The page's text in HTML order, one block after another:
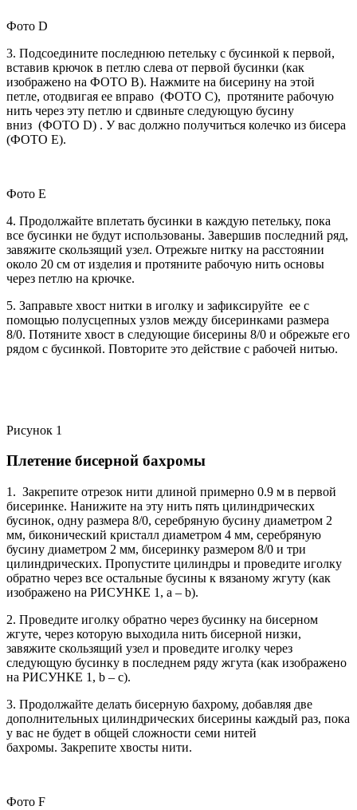
Фото D
3. Подсоедините последнюю петельку с бусинкой к первой,
вставив крючок в петлю слева от первой бусинки (как
изображено на ФОТО B). Нажмите на бисерину на этой
петле, отодвигая ее вправо (ФОТО C), протяните рабочую
нить через эту петлю и сдвиньте следующую бусину
вниз (ФОТО D) . У вас должно получиться колечко из бисера
(ФОТО Е).
Фото Е
4. Продолжайте вплетать бусинки в каждую петельку, пока
все бусинки не будут использованы. Завершив последний ряд,
завяжите скользящий узел. Отрежьте нитку на расстоянии
около 20 см от изделия и протяните рабочую нить основы
через петлю на крючке.
5. Заправьте хвост нитки в иголку и зафиксируйте ее с
помощью полусцепных узлов между бисеринками размера
8/0. Потяните хвост в следующие бисерины 8/0 и обрежьте его
рядом с бусинкой. Повторите это действие с рабочей нитью.
Рисунок 1
Плетение бисерной бахромы
1. Закрепите отрезок нити длиной примерно 0.9 м в первой
бисеринке. Нанижите на эту нить пять цилиндрических
бусинок, одну размера 8/0, серебряную бусину диаметром 2
мм, биконический кристалл диаметром 4 мм, серебряную
бусину диаметром 2 мм, бисеринку размером 8/0 и три
цилиндрических. Пропустите цилиндры и проведите иголку
обратно через все остальные бусины к вязаному жгуту (как
изображено на РИСУНКЕ 1, a – b).
2. Проведите иголку обратно через бусинку на бисерном
жгуте, через которую выходила нить бисерной низки,
завяжите скользящий узел и проведите иголку через
следующую бусинку в последнем ряду жгута (как изображено
на РИСУНКЕ 1, b – c).
3. Продолжайте делать бисерную бахрому, добавляя две
дополнительных цилиндрических бисерины каждый раз, пока
у вас не будет в общей сложности семи нитей
бахромы. Закрепите хвосты нити.
Фото F